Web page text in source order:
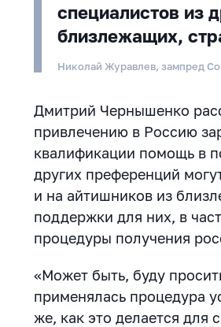
специалистов из
близлежащих,
Николай Журавлев, зампред
Дмитрий Чернышенко
привлечению в Россию
квалификации помощь в
других преференций
и на айтишников из
поддержки для них, в
процедуры получения
«Может быть, буду
применялась процедура
же, как это делается для